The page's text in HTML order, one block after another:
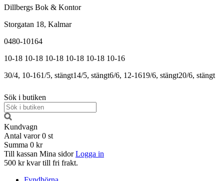
Dillbergs Bok & Kontor
Storgatan 18, Kalmar
0480-10164
10-18 10-18 10-18 10-18 10-18 10-16
30/4, 10-161/5, stängt14/5, stängt6/6, 12-1619/6, stängt20/6, stängt
Sök i butiken
Kundvagn
Antal varor 0 st
Summa 0 kr
Till kassan Mina sidor Logga in
500 kr kvar till fri frakt.